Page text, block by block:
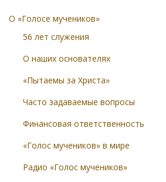
О «Голосе мучеников»
56 лет служения
О наших основателях
«Пытаемы за Христа»
Часто задаваемые вопросы
Финансовая ответственность
«Голос мучеников» в мире
Радио «Голос мучеников»